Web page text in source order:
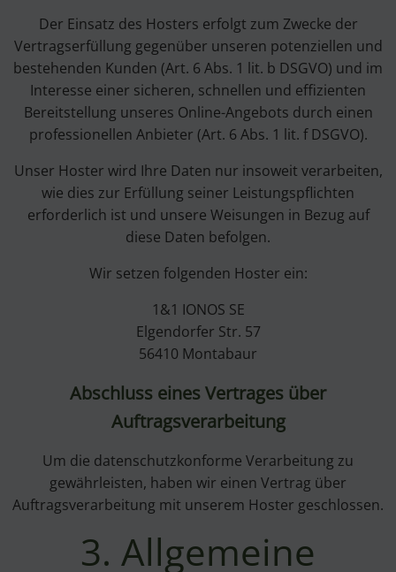
Der Einsatz des Hosters erfolgt zum Zwecke der
Vertragserfüllung gegenüber unseren potenziellen und
bestehenden Kunden (Art. 6 Abs. 1 lit. b DSGVO) und im
Interesse einer sicheren, schnellen und effizienten
Bereitstellung unseres Online-Angebots durch einen
professionellen Anbieter (Art. 6 Abs. 1 lit. f DSGVO).
Unser Hoster wird Ihre Daten nur insoweit verarbeiten,
wie dies zur Erfüllung seiner Leistungspflichten
erforderlich ist und unsere Weisungen in Bezug auf
diese Daten befolgen.
Wir setzen folgenden Hoster ein:
1&1 IONOS SE
Elgendorfer Str. 57
56410 Montabaur
Abschluss eines Vertrages über
Auftragsverarbeitung
Um die datenschutzkonforme Verarbeitung zu
gewährleisten, haben wir einen Vertrag über
Auftragsverarbeitung mit unserem Hoster geschlossen.
3. Allgemeine